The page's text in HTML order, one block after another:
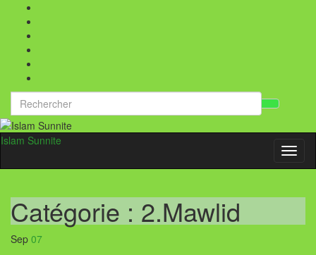
Search
for:
Islam Sunnite
Catégorie : 2.Mawlid
Sep 07